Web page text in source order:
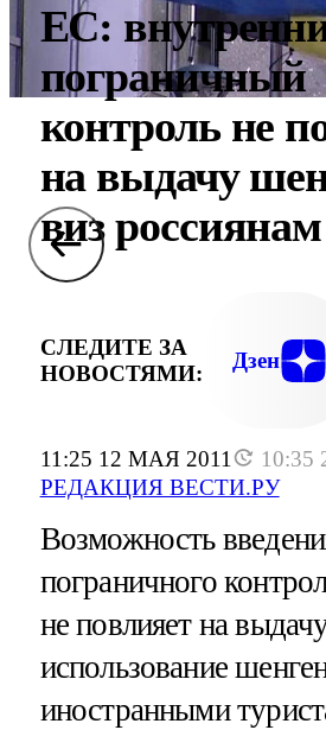
11:25 12 МАЯ 2011
10:35
РЕДАКЦИЯ ВЕСТИ.РУ
ЕС:
пограничный
контроль не
на выдачу
виз россиянам
СЛЕДИТЕ ЗА
НОВОСТЯМИ:
Дзен
Возможность
пограничного
не повлияет на
использование
иностранными